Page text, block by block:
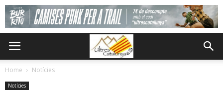
Home Notícies
Notícies